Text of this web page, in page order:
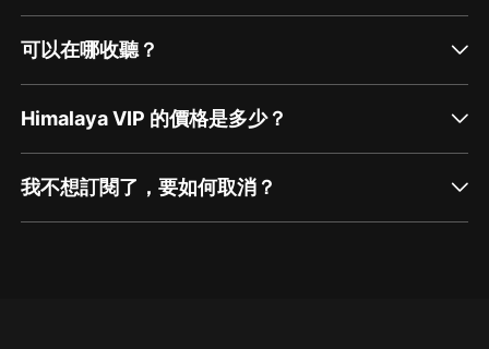
可以在哪收聽？
Himalaya VIP 的價格是多少？
我不想訂閱了，要如何取消？